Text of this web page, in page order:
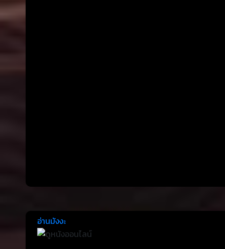
อ่านมังงะ